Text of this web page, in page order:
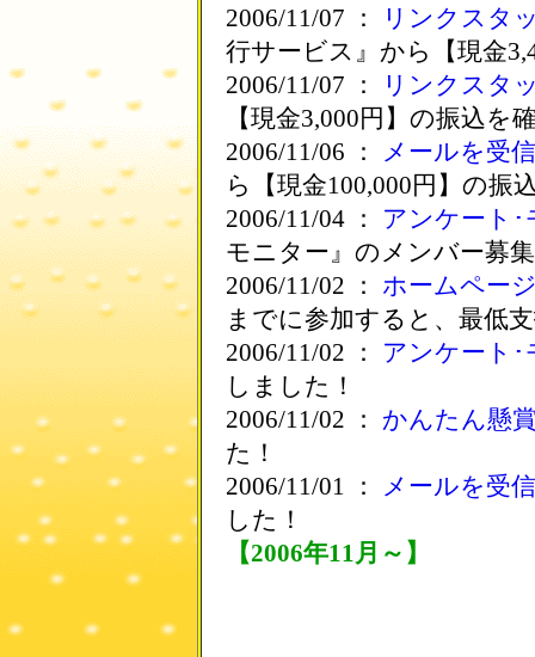
2006/11/07 ：
リンクスタ
行サービス』から【現金
2006/11/07 ：
リンクスタ
【現金3,000円】の振込を
2006/11/06 ：
メールを受
ら【現金100,000円】の振
2006/11/04 ： アンケート
モニター』のメンバー募
2006/11/02 ： ホームペー
までに参加すると、最低
2006/11/02 ： アンケート
しました！
2006/11/02 ： かんたん懸
た！
2006/11/01 ：
メールを受
した！
【2006年11月～】